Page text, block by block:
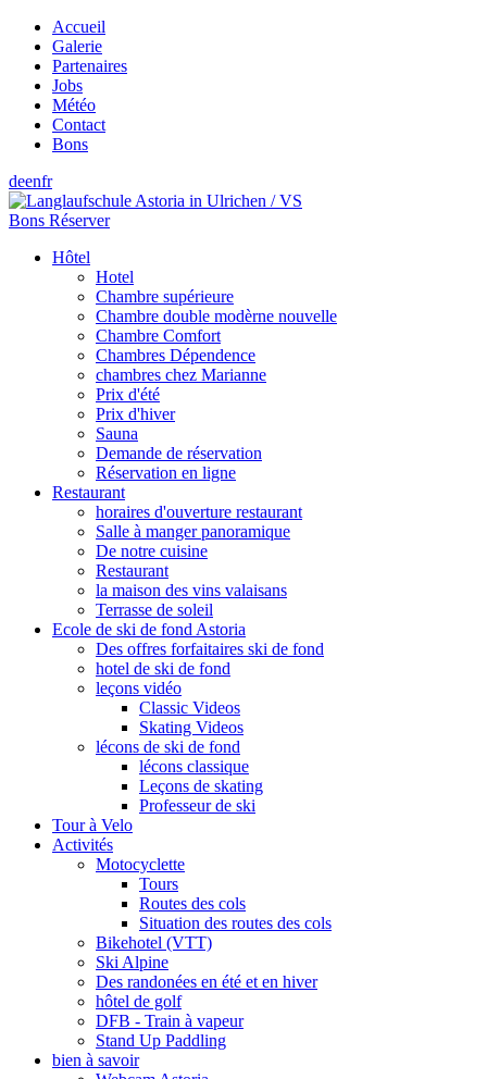
Accueil
Galerie
Partenaires
Jobs
Météo
Contact
Bons
deenfr
Bons Réserver
Hôtel
Hotel
Chambre supérieure
Chambre double modèrne nouvelle
Chambre Comfort
Chambres Dépendence
chambres chez Marianne
Prix d'été
Prix d'hiver
Sauna
Demande de réservation
Réservation en ligne
Restaurant
horaires d'ouverture restaurant
Salle à manger panoramique
De notre cuisine
Restaurant
la maison des vins valaisans
Terrasse de soleil
Ecole de ski de fond Astoria
Des offres forfaitaires ski de fond
hotel de ski de fond
leçons vidéo
Classic Videos
Skating Videos
lécons de ski de fond
lécons classique
Leçons de skating
Professeur de ski
Tour à Velo
Activités
Motocyclette
Tours
Routes des cols
Situation des routes des cols
Bikehotel (VTT)
Ski Alpine
Des randonées en été et en hiver
hôtel de golf
DFB - Train à vapeur
Stand Up Paddling
bien à savoir